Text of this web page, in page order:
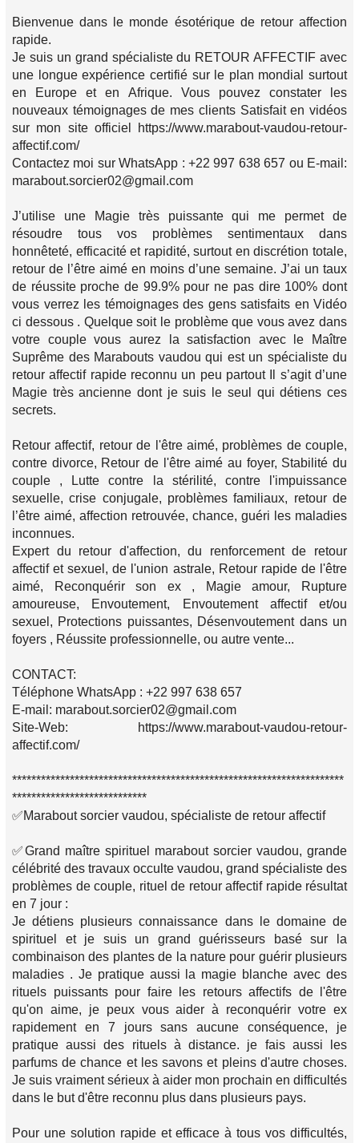
Bienvenue dans le monde ésotérique de retour affection
rapide.
Je suis un grand spécialiste du RETOUR AFFECTIF avec
une longue expérience certifié sur le plan mondial surtout
en Europe et en Afrique. Vous pouvez constater les
nouveaux témoignages de mes clients Satisfait en vidéos
sur mon site officiel https://www.marabout-vaudou-retour-
affectif.com/
Contactez moi sur WhatsApp : +22 997 638 657 ou E-mail:
marabout.sorcier02@gmail.com
J’utilise une Magie très puissante qui me permet de
résoudre tous vos problèmes sentimentaux dans
honnêteté, efficacité et rapidité, surtout en discrétion totale,
retour de l’être aimé en moins d’une semaine. J’ai un taux
de réussite proche de 99.9% pour ne pas dire 100% dont
vous verrez les témoignages des gens satisfaits en Vidéo
ci dessous . Quelque soit le problème que vous avez dans
votre couple vous aurez la satisfaction avec le Maître
Suprême des Marabouts vaudou qui est un spécialiste du
retour affectif rapide reconnu un peu partout Il s’agit d’une
Magie très ancienne dont je suis le seul qui détiens ces
secrets.
Retour affectif, retour de l'être aimé, problèmes de couple,
contre divorce, Retour de l'être aimé au foyer, Stabilité du
couple , Lutte contre la stérilité, contre l'impuissance
sexuelle, crise conjugale, problèmes familiaux, retour de
l’être aimé, affection retrouvée, chance, guéri les maladies
inconnues.
Expert du retour d'affection, du renforcement de retour
affectif et sexuel, de l'union astrale, Retour rapide de l'être
aimé, Reconquérir son ex , Magie amour, Rupture
amoureuse, Envoutement, Envoutement affectif et/ou
sexuel, Protections puissantes, Désenvoutement dans un
foyers , Réussite professionnelle, ou autre vente...
CONTACT:
Téléphone WhatsApp : +22 997 638 657
E-mail: marabout.sorcier02@gmail.com
Site-Web: https://www.marabout-vaudou-retour-
affectif.com/
*********************************************************************
****************************
✅Marabout sorcier vaudou, spécialiste de retour affectif
✅Grand maître spirituel marabout sorcier vaudou, grande
célébrité des travaux occulte vaudou, grand spécialiste des
problèmes de couple, rituel de retour affectif rapide résultat
en 7 jour :
Je détiens plusieurs connaissance dans le domaine de
spirituel et je suis un grand guérisseurs basé sur la
combinaison des plantes de la nature pour guérir plusieurs
maladies . Je pratique aussi la magie blanche avec des
rituels puissants pour faire les retours affectifs de l'être
qu'on aime, je peux vous aider à reconquérir votre ex
rapidement en 7 jours sans aucune conséquence, je
pratique aussi des rituels à distance. je fais aussi les
parfums de chance et les savons et pleins d'autre choses.
Je suis vraiment sérieux à aider mon prochain en difficultés
dans le but d'être reconnu plus dans plusieurs pays.
Pour une solution rapide et efficace à tous vos difficultés,